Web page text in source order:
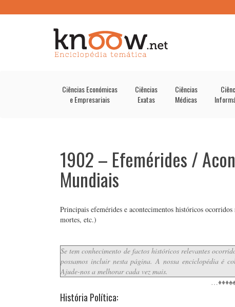
Ciências Económicas
e Empresariais
Ciências
Exatas
Ciências
Médicas
1902 – Efemérides /
Mundiais
Principais efemérides e acontecimentos históricos
mortes, etc.)
Se tem conhecimento de factos históricos relevantes
possamos incluir nesta página. A nossa enciclopédia é
Ajude-nos a melhorar cada vez mais.
História Política: